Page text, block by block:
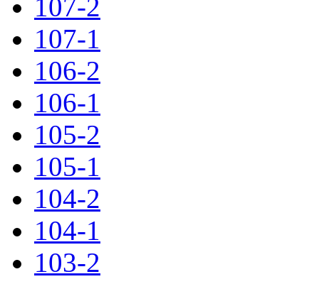
107-2
107-1
106-2
106-1
105-2
105-1
104-2
104-1
103-2